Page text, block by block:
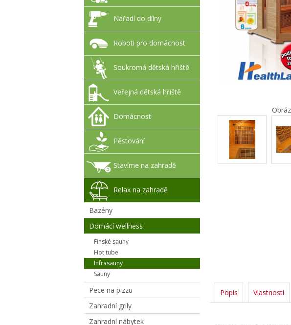
Popis Vlastnosti
Nářadí do dílny
Roboti pro domácnost
Soukromá dětská hřiště
Veřejná dětská hřiště
Domácnost
Pěstování
Stavíme na zahradě
Relax na zahradě
Bazény
Domácí wellness
Finské sauny
Hot tube
Infrasauny
Sauny
Pece na pizzu
Zahradní grily
Zahradní nábytek